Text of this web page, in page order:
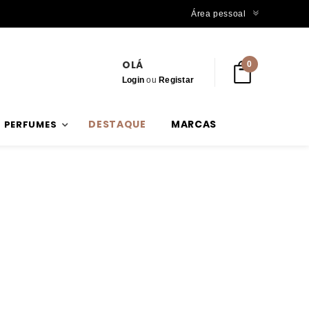
Área pessoal
OLÁ
Login ouRegistar
0
PERFUMES DESTAQUE MARCAS